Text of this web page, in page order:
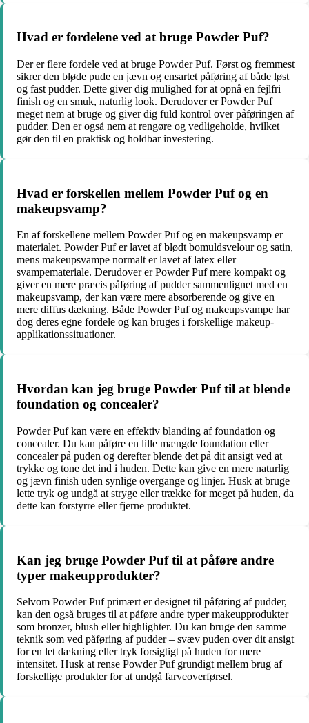
Hvad er fordelene ved at bruge Powder Puf?
Der er flere fordele ved at bruge Powder Puf. Først og fremmest
sikrer den bløde pude en jævn og ensartet påføring af både løst
og fast pudder. Dette giver dig mulighed for at opnå en fejlfri
finish og en smuk, naturlig look. Derudover er Powder Puf
meget nem at bruge og giver dig fuld kontrol over påføringen af
pudder. Den er også nem at rengøre og vedligeholde, hvilket
gør den til en praktisk og holdbar investering.
Hvad er forskellen mellem Powder Puf og en
makeupsvamp?
En af forskellene mellem Powder Puf og en makeupsvamp er
materialet. Powder Puf er lavet af blødt bomuldsvelour og satin,
mens makeupsvampe normalt er lavet af latex eller
svampemateriale. Derudover er Powder Puf mere kompakt og
giver en mere præcis påføring af pudder sammenlignet med en
makeupsvamp, der kan være mere absorberende og give en
mere diffus dækning. Både Powder Puf og makeupsvampe har
dog deres egne fordele og kan bruges i forskellige makeup-
applikationssituationer.
Hvordan kan jeg bruge Powder Puf til at blende
foundation og concealer?
Powder Puf kan være en effektiv blanding af foundation og
concealer. Du kan påføre en lille mængde foundation eller
concealer på puden og derefter blende det på dit ansigt ved at
trykke og tone det ind i huden. Dette kan give en mere naturlig
og jævn finish uden synlige overgange og linjer. Husk at bruge
lette tryk og undgå at stryge eller trække for meget på huden, da
dette kan forstyrre eller fjerne produktet.
Kan jeg bruge Powder Puf til at påføre andre
typer makeupprodukter?
Selvom Powder Puf primært er designet til påføring af pudder,
kan den også bruges til at påføre andre typer makeupprodukter
som bronzer, blush eller highlighter. Du kan bruge den samme
teknik som ved påføring af pudder – svæv puden over dit ansigt
for en let dækning eller tryk forsigtigt på huden for mere
intensitet. Husk at rense Powder Puf grundigt mellem brug af
forskellige produkter for at undgå farveoverførsel.